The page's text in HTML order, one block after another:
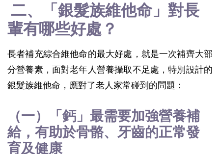
二、「銀髮族維他命」對長
輩有哪些好處？
長者補充綜合維他命的最大好處，就是一次補齊大部
分營養素，面對老年人營養攝取不足處，特別設計的
銀髮族維他命，應對了老人家常碰到的問題：
（一）「鈣」最需要加強營養補
給，有助於骨骼、牙齒的正常發
育及健康